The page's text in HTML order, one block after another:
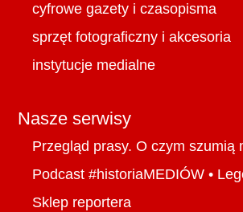
cyfrowe gazety i czasopisma
sprzęt fotograficzny i akcesoria
instytucje medialne
Nasze serwisy
Przegląd prasy. O czym szumią
Podcast #historiaMEDIÓW •
Sklep reportera